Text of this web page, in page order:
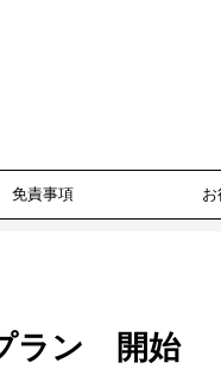
免責事項 お
ラン 開始